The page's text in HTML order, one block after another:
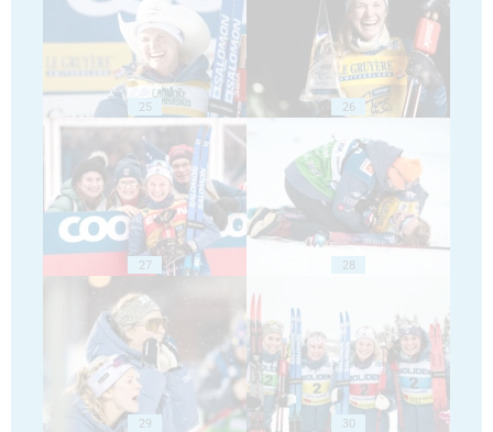
25 26
27 28
29 30